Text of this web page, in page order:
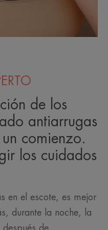
de los
antiarrugas
comienzo.
los cuidados
en el escote, es mejor
durante la noche, la
de